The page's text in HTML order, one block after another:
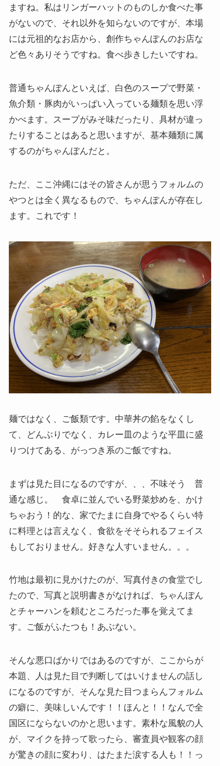
ますね。私はリンガーハットのものしか食べた事
がないので、それ以外を知らないのですが、本場
には元祖的なお店から、創作ちゃんぽんのお店な
ど色々ありそうですね。食べ歩きしたいですね。
普通ちゃんぽんといえば、白色のスープで野菜・
魚介類・豚肉がいっぱい入っている麺類を思い浮
かべます。スープがみそ味だったり、具材が違っ
たりすることはあると思いますが、基本麺類に属
するのがちゃんぽんだと。
ただ、ここ沖縄にはその皆さんが思うフォルムの
やつとは全く異なるもので、ちゃんぽんが存在し
ます。これです！
麺ではなく、ご飯類です。中華丼の餡をなくし
て、どんぶりでなく、カレー皿のような平皿に盛
りつけてある、がっつき系のご飯ですね。
まずは見た目になるのですが、、、不味そう 普
通な感じ。 食卓に並んでいる野菜炒めを、かけ
ちゃおう！的な、家でたまに自身でやるくらい特
に料理とは言えなく、食欲をそそられるフェイス
もしておりません。好きな人すいません。。。
竹地は最初に見かけたのが、写真付きの食堂でし
たので、写真と説明書きがなければ、ちゃんぽん
とチャーハンを頼むところだった事を覚えてま
す。ご飯がふたつも！あぶない。
そんな悪口ばかりではあるのですが、ここからが
本題、人は見た目で判断してはいけませんの話し
になるのですが、そんな見た目つまらんフォルム
の癖に、美味しいんです！！ほんと！！なんで全
国区にならないのかと思います。素朴な風貌の人
が、マイクを持って歌ったら、審査員や観客の顔
が驚きの顔に変わり、はたまた涙する人も！！っ